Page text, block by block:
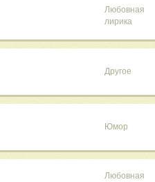
Любовная
лирика
Другое
Юмор
Любовная